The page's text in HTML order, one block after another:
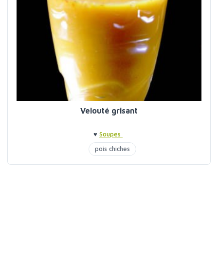
Velouté grisant
♥ Soupes
pois chiches